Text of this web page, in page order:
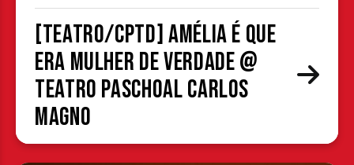
[TEATRO/CPTD] Amélia é que
era mulher de verdade @
Teatro Paschoal Carlos
Magno